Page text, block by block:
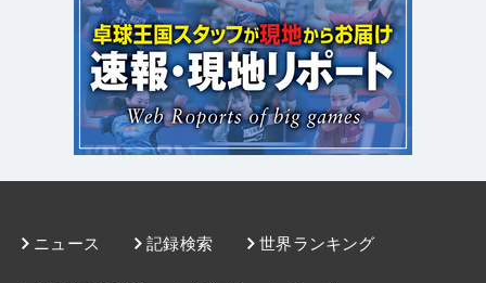
ニュース 記録検索 世界ランキング